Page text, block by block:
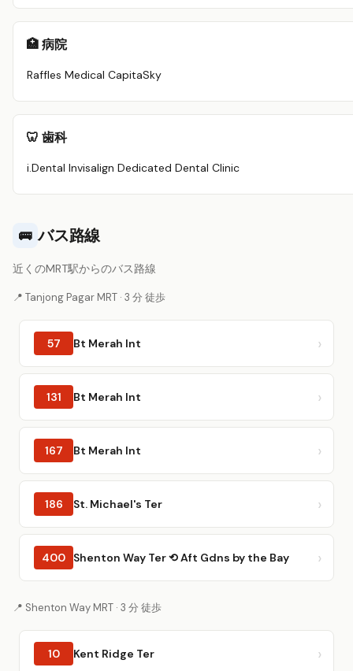
🏥 病院
Raffles Medical CapitaSky
🦷 歯科
i.Dental Invisalign Dedicated Dental Clinic
🚌 バス路線
近くのMRT駅からのバス路線
📍 Tanjong Pagar MRT · 3 分 徒歩
57 Bt Merah Int
131 Bt Merah Int
167 Bt Merah Int
186 St. Michael's Ter
400 Shenton Way Ter ⟲ Aft Gdns by the Bay
📍 Shenton Way MRT · 3 分 徒歩
10 Kent Ridge Ter